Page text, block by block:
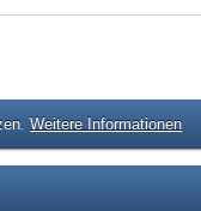
Weitere Informationen